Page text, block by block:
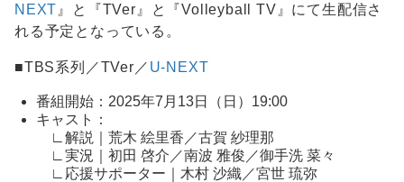
NEXT 』と『TVer』と『Volleyball TV』にて生配信さ
れる予定となっている。
■TBS系列／TVer／ U-NEXT
番組開始：2025年7月13日（日）19:00
キャスト：
∟解説｜荒木 絵里香／古賀 紗理那
∟実況｜初田 啓介／南波 雅俊／御手洗 菜々
∟応援サポーター｜木村 沙織／宮世 琉弥